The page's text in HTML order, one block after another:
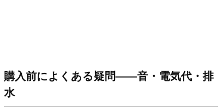
購入前によくある疑問——音・電気代・排
水